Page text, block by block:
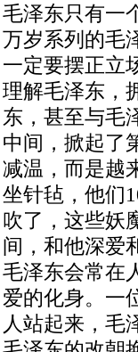
毛泽东只有一
万岁系列的毛
一定要摆正立
理解毛泽东，
东，甚至与毛
中间，掀起了
减温，而是越
坐针毡，他们
吹了，这些妖
间，和他深爱
毛泽东会常在
爱的化身。一
人站起来，毛